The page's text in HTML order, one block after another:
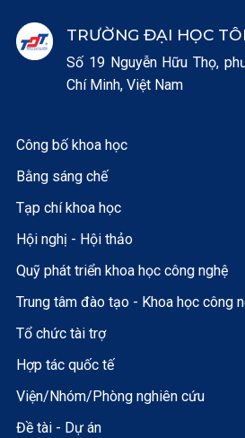
TRƯỜNG ĐẠI HỌC
Số 19 Nguyễn Hữu Thọ,
Chí Minh, Việt Nam
Công bố khoa học
Bằng sáng chế
Tạp chí khoa học
Hội nghị - Hội thảo
Quỹ phát triển khoa học công nghệ
Trung tâm đào tạo - Khoa học công
Tổ chức tài trợ
Hợp tác quốc tế
Viện/Nhóm/Phòng nghiên cứu
Đề tài - Dự án